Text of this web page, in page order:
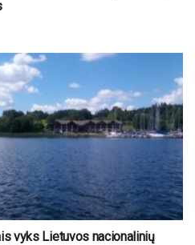
vyks Lietuvos nacionalinių